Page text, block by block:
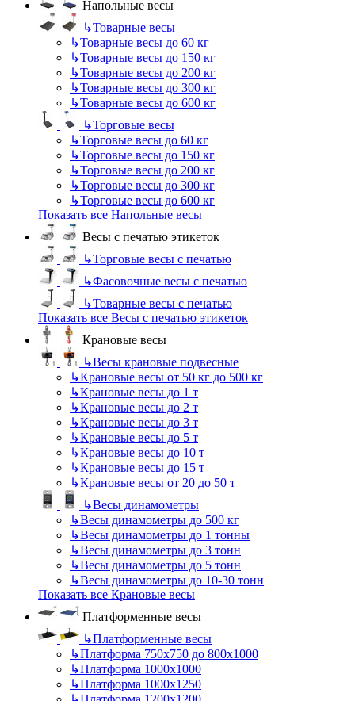
Напольные весы
↳Товарные весы
↳Товарные весы до 60 кг
↳Товарные весы до 150 кг
↳Товарные весы до 200 кг
↳Товарные весы до 300 кг
↳Товарные весы до 600 кг
↳Торговые весы
↳Торговые весы до 60 кг
↳Торговые весы до 150 кг
↳Торговые весы до 200 кг
↳Торговые весы до 300 кг
↳Торговые весы до 600 кг
Показать все Напольные весы
Весы с печатью этикеток
↳Торговые весы с печатью
↳Фасовочные весы с печатью
↳Товарные весы с печатью
Показать все Весы с печатью этикеток
Крановые весы
↳Весы крановые подвесные
↳Крановые весы от 50 кг до 500 кг
↳Крановые весы до 1 т
↳Крановые весы до 2 т
↳Крановые весы до 3 т
↳Крановые весы до 5 т
↳Крановые весы до 10 т
↳Крановые весы до 15 т
↳Крановые весы от 20 до 50 т
↳Весы динамометры
↳Весы динамометры до 500 кг
↳Весы динамометры до 1 тонны
↳Весы динамометры до 3 тонн
↳Весы динамометры до 5 тонн
↳Весы динамометры до 10-30 тонн
Показать все Крановые весы
Платформенные весы
↳Платформенные весы
↳Платформа 750х750 до 800х1000
↳Платформа 1000х1000
↳Платформа 1000х1250